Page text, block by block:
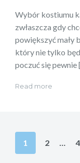
Wybór kostiumu
zwłaszcza gdy
powiększyć mały
który nie tylko
poczuć się pewnie
Read more
wpisów
1 2 4